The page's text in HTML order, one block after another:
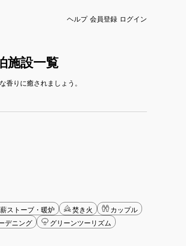
ヘルプ 会員登録 ログイン
施設一覧
りに癒されましょう。
薪ストーブ・暖炉 焚き火
カップル
デニング
グリーンツーリズム